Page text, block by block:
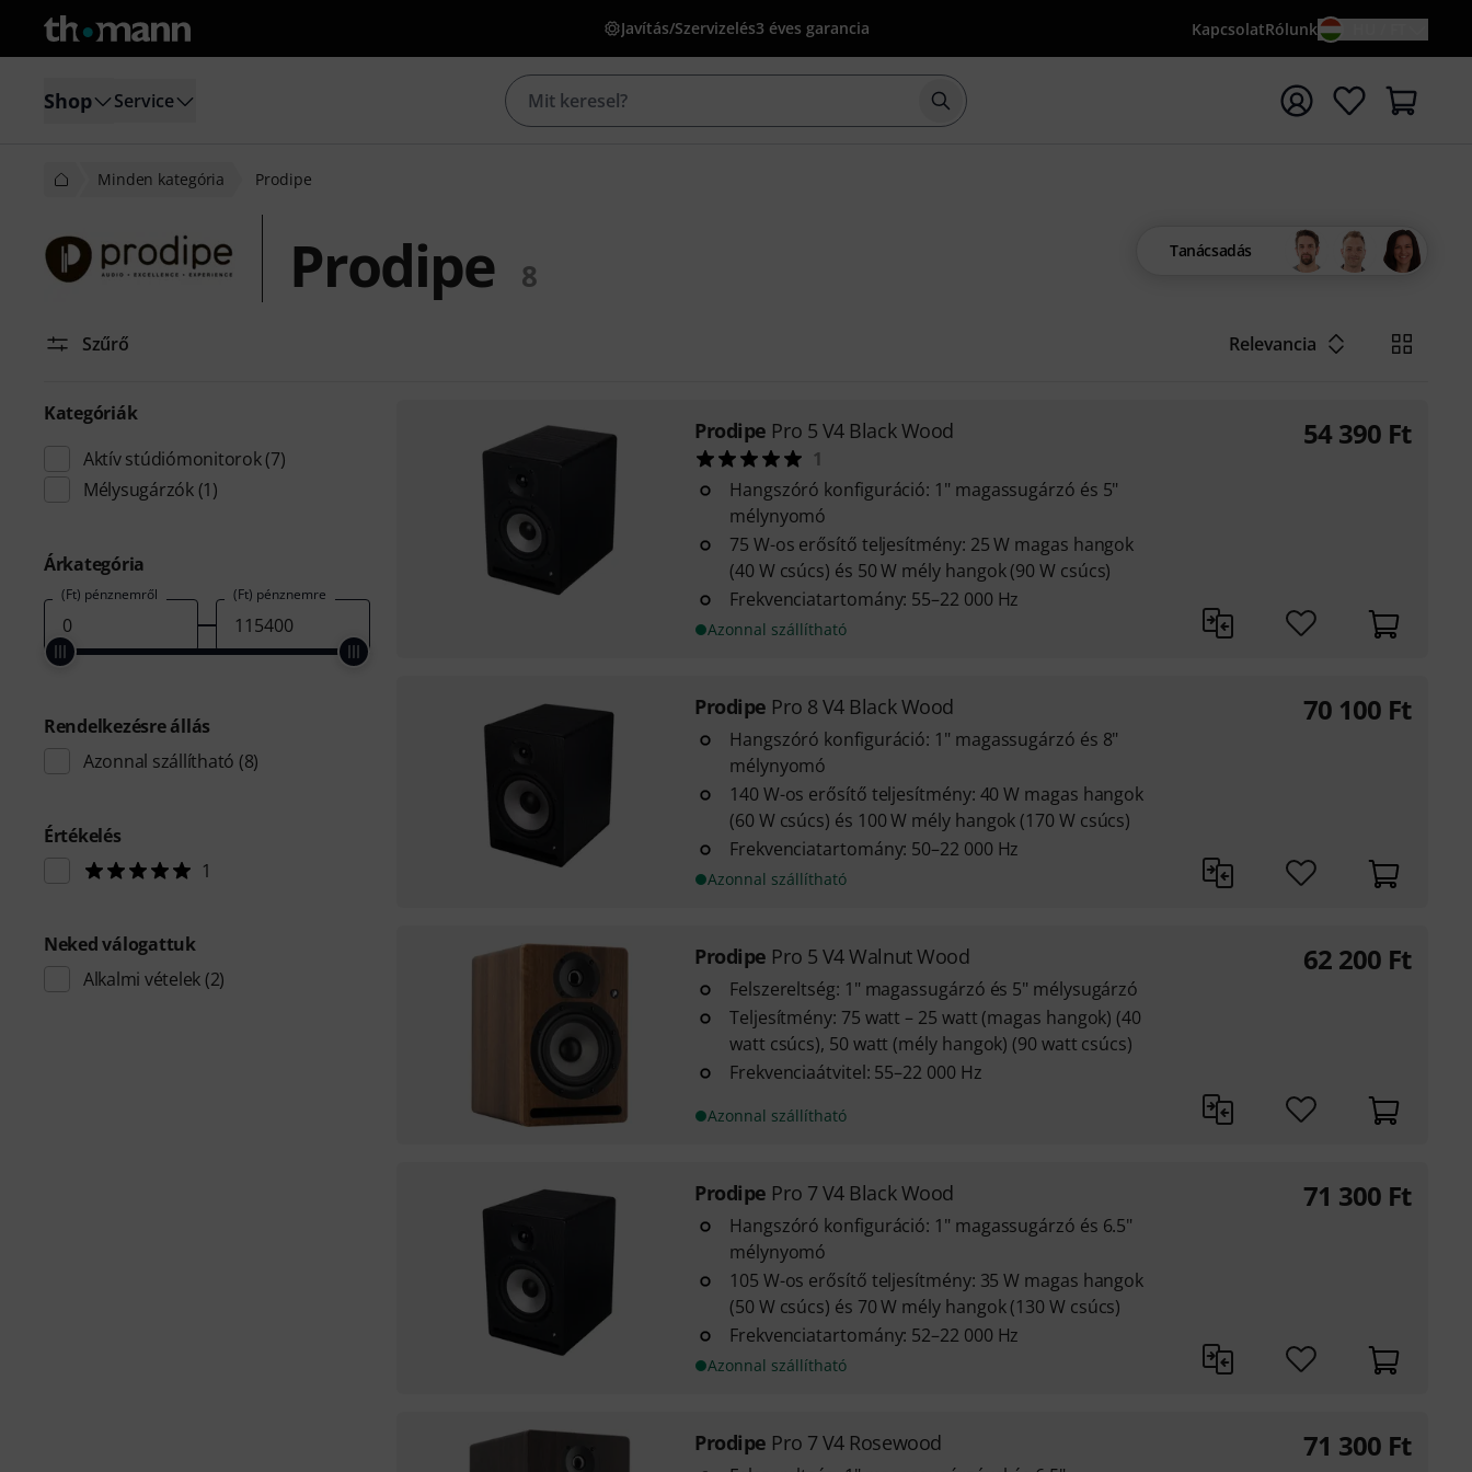
Javítás/Szervizelés3 éves garancia KapcsolatRólunk
Shop Service Keresés indítása {searchTerm} keresőszóval
Minden kategória Prodipe
Prodipe 8
Tanácsadás
Szűrő Relevancia
Kategóriák
Aktív stúdiómonitorok(7)
Mélysugárzók(1)
Árkategória
(Ft) pénznemről (Ft) pénznemre
Rendelkezésre állás
Azonnal szállítható (8)
Értékelés
1
Neked válogattuk
Alkalmi vételek (2)
Prodipe Pro 5 V4 Black Wood
1
Hangszóró konfiguráció: 1" magassugárzó és 5"
mélynyomó
75 W-os erősítő teljesítmény: 25 W magas hangok
(40 W csúcs) és 50 W mély hangok (90 W csúcs)
Frekvenciatartomány: 55–22 000 Hz
Azonnal szállítható
54 390 Ft
Prodipe Pro 8 V4 Black Wood
Hangszóró konfiguráció: 1" magassugárzó és 8"
mélynyomó
140 W-os erősítő teljesítmény: 40 W magas hangok
(60 W csúcs) és 100 W mély hangok (170 W csúcs)
Frekvenciatartomány: 50–22 000 Hz
Azonnal szállítható
70 100 Ft
Prodipe Pro 5 V4 Walnut Wood
Felszereltség: 1" magassugárzó és 5" mélysugárzó
Teljesítmény: 75 watt – 25 watt (magas hangok) (40
watt csúcs), 50 watt (mély hangok) (90 watt csúcs)
Frekvenciaátvitel: 55–22 000 Hz
Azonnal szállítható
62 200 Ft
Prodipe Pro 7 V4 Black Wood
Hangszóró konfiguráció: 1" magassugárzó és 6.5"
mélynyomó
105 W-os erősítő teljesítmény: 35 W magas hangok
(50 W csúcs) és 70 W mély hangok (130 W csúcs)
Frekvenciatartomány: 52–22 000 Hz
Azonnal szállítható
71 300 Ft
Prodipe Pro 7 V4 Rosewood 71 300 Ft